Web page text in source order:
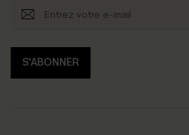
S'ABONNER